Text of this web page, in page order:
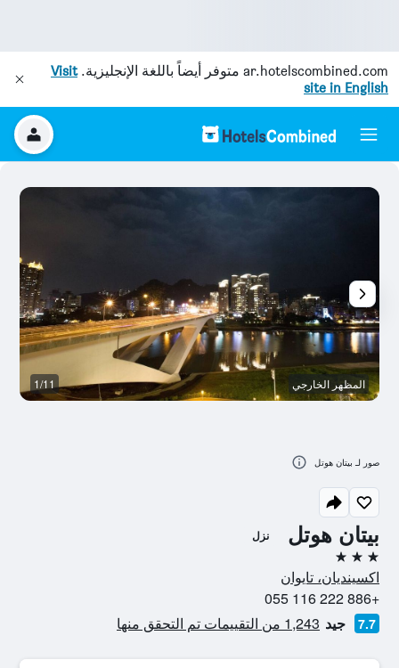
ar.hotelscombined.com متوفر أيضاً باللغة الإنجليزية.Visit
site in English
بيتان هوتل نزل
3 نجوم
اكسينديان، تايوان
+886 222 116 055
7.7 جيد 1,243 من التقييمات تم التحقق منها
المظهر الخارجي 1/11
صور لـ بيتان هوتل